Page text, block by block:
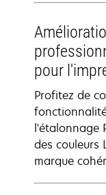
pour
Profitez de
l'étalonnage
des couleurs
marque